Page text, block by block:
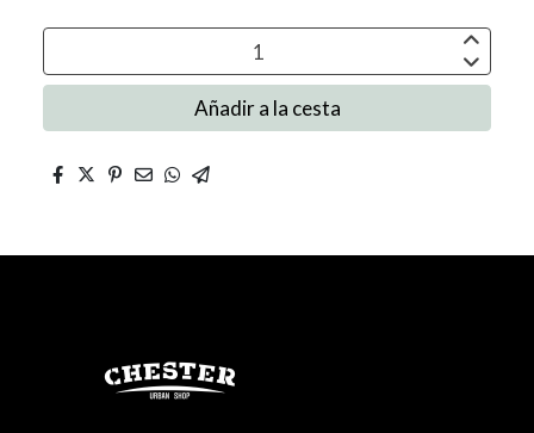
Añadir a la cesta